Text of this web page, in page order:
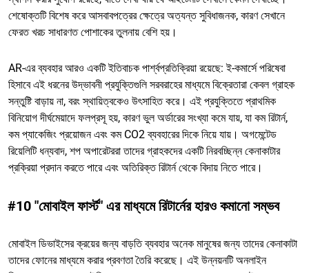
শেষোক্তটি বিশেষ করে আসবাবপত্রের ক্ষেত্রে অত্যন্ত সুবিধাজনক, কারণ সেখানে
ফেরত খরচ সাধারণত পোশাকের তুলনায় বেশি হয়।
AR-এর ব্যবহার আরও একটি ইতিবাচক পার্শ্বপ্রতিক্রিয়া রয়েছে: ই-কমার্সে পরিষেবা
হিসাবে এই ধরনের উদ্ভাবনী প্রযুক্তিগুলি সরবরাহের মাধ্যমে বিক্রেতারা কেবল গ্রাহক
সন্তুষ্টি বাড়ায় না, বরং স্থায়িত্বকেও উৎসাহিত করে। এই প্রযুক্তিতে প্রাথমিক
বিনিয়োগ দীর্ঘমেয়াদে ফলপ্রসূ হয়, কারণ ভুল অর্ডারের সংখ্যা কমে যায়, যা কম রিটার্ন,
কম প্যাকেজিং প্রয়োজন এবং কম CO2 ব্যবহারের দিকে নিয়ে যায়। অগমেন্টেড
রিয়েলিটি ধন্যবাদ, শপ অপারেটররা তাদের গ্রাহকদের একটি নিরবচ্ছিন্ন কেনাকাটার
প্রক্রিয়া প্রদান করতে পারে এবং অতিরিক্ত রিটার্ন থেকে বিদায় নিতে পারে।
#10 "মোবাইল ফার্স্ট" এর মাধ্যমে রিটার্নের হারও কমানো সম্ভব
মোবাইল ডিভাইসের ক্রয়ের জন্য বাড়তি ব্যবহার অনেক মানুষের জন্য তাদের কেনাকাটা
তাদের ফোনের মাধ্যমে করার প্রবণতা তৈরি করেছে। এই উন্নয়নটি অনলাইন